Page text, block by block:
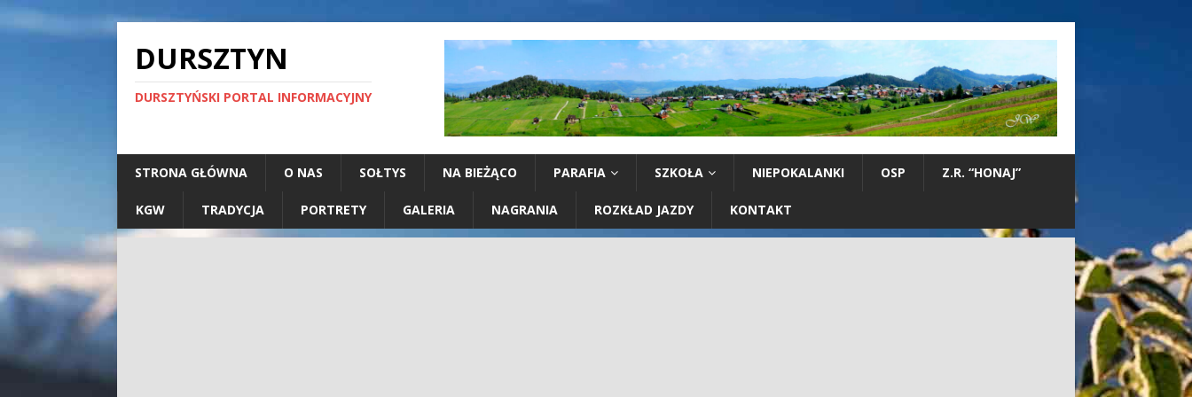
DURSZTYN
DURSZTYŃSKI PORTAL INFORMACYJNY
STRONA GŁÓWNA O NAS SOŁTYS NA BIEŻĄCO PARAFIA SZKOŁA NIEPOKALANKI OSP Z.R. “HONAJ”
KGW TRADYCJA PORTRETY GALERIA NAGRANIA ROZKŁAD JAZDY KONTAKT